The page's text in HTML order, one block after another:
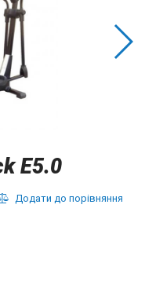
E5.0
Додати до порівняння